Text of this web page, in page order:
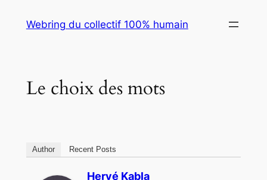
Webring du collectif 100% humain
Le choix des mots
Author Recent Posts
Hervé Kabla